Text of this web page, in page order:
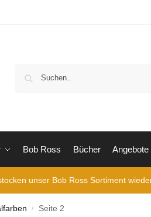
Bob Ross Bücher Angebote
unser Bob Ross Sortiment
/ Seite 2